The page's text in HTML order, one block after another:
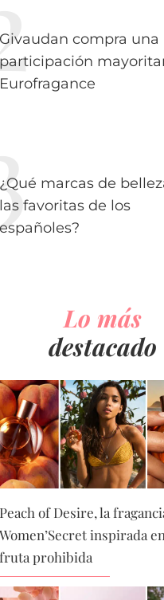
Givaudan compra una
participación
Eurofragance
¿Qué marcas de
las favoritas de los
españoles?
Lo más
destacado
Peach of Desire, la
Women’Secret inspirada
fruta prohibida